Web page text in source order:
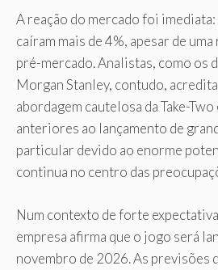
A reação do mercado foi imediata:
caíram mais de 4%, apesar de
pré-mercado. Analistas, como os
Morgan Stanley, contudo,
abordagem cautelosa da Take-
anteriores ao lançamento de
particular devido ao enorme
continua no centro das
Num contexto de forte
empresa afirma que o jogo será
novembro de 2026. As previsões